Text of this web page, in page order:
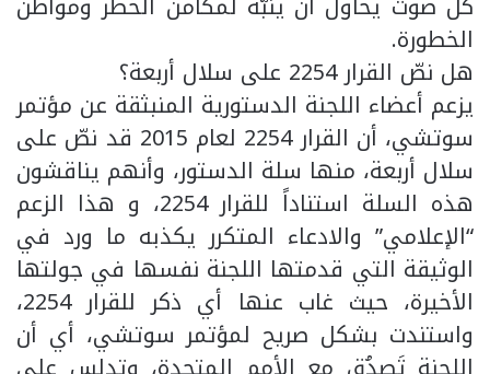
الخطورة.
هل نصّ القرار 2254 على سلال أربعة؟
يزعم أعضاء اللجنة الدستورية المنبثقة عن مؤتمر
سوتشي، أن القرار 2254 لعام 2015 قد نصّ على
سلال أربعة، منها سلة الدستور، وأنهم يناقشون
هذه السلة استناداً للقرار 2254، و هذا الزعم
“الإعلامي” والادعاء المتكرر يكذبه ما ورد في
الوثيقة التي قدمتها اللجنة نفسها في جولتها
الأخيرة، حيث غاب عنها أي ذكر للقرار 2254،
واستندت بشكل صريح لمؤتمر سوتشي، أي أن